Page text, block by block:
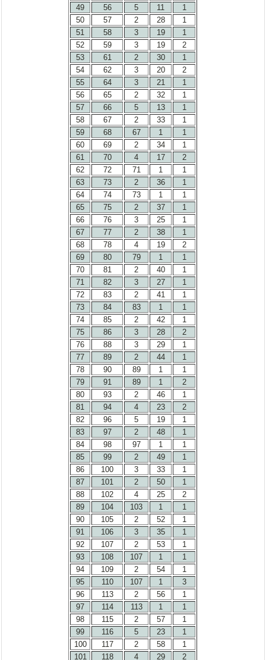
49
56 5 11
1
50
57 2 28
1
51
58 3 19
1
52
59 3 19
2
53
61 2 30
1
54
62 3 20
2
55
64 3 21
1
56
65 2 32
1
57
66 5 13
1
58
67 2 33
1
59
68 67 1
1
60
69 2 34
1
61
70 4 17
2
62
72 71 1
1
63
73 2 36
1
64
74 73 1
1
65
75 2 37
1
66
76 3 25
1
67
77 2 38
1
68
78 4 19
2
69
80 79 1
1
70
81 2 40
1
71
82 3 27
1
72
83 2 41
1
73
84 83 1
1
74
85 2 42
1
75
86 3 28
2
76
88 3 29
1
77
89 2 44
1
78
90 89 1
1
79
91 89 1
2
80
93 2 46
1
81
94 4 23
2
82
96 5 19
1
83
97 2 48
1
84
98 97 1
1
85
99 2 49
1
86
100 3 33
1
87
101 2 50
1
88
102 4 25
2
89
104 103 1
1
90
105 2 52
1
91
106 3 35
1
92
107 2 53
1
93
108 107 1
1
94
109 2 54
1
95
110 107 1
3
96
113 2 56
1
97
114 113 1
1
98
115 2 57
1
99
116 5 23
1
100
117 2 58
1
101
118 4 29 2